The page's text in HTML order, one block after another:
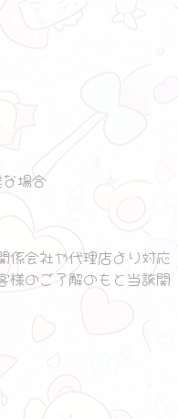
場合
係会社や代理店より対応
様のご了解のもと当該関